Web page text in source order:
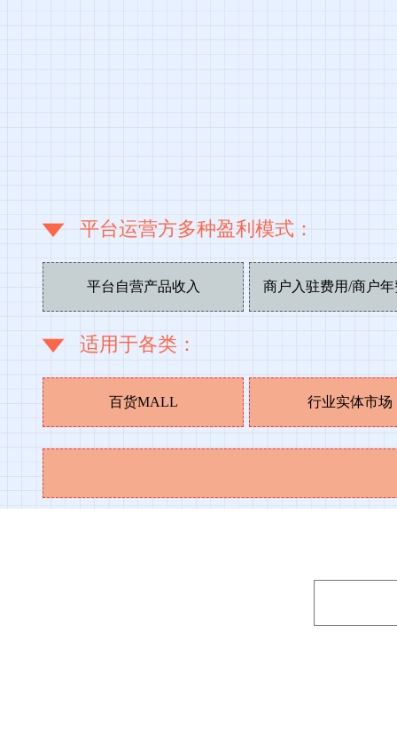
平台运营方多种盈利模式：
平台自营产品收入 商户入驻费用/商户
适用于各类：
百货MALL 行业实体市场